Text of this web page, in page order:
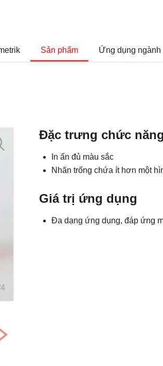
Sản phẩm Ứng dụng ngành
Đặc trưng chức năng
In ấn đủ màu sắc
Nhãn trống chứa ít hơn một
Giá trị ứng dụng
Đa dạng ứng dụng, đáp ứng